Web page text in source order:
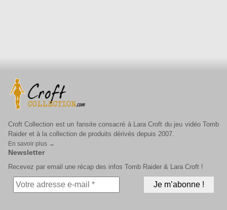
Croft Collection est un fansite consacré à Lara Croft du jeu vidéo Tomb
Raider et à la collection de produits dérivés depuis 2007.
En savoir plus →
Newsletter
Recevez par email une récap des infos Tomb Raider & Lara Croft !